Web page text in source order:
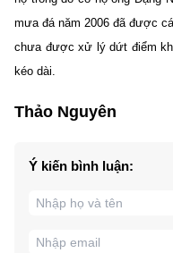
mưa đá năm 2006 đã được
chưa được xử lý dứt điểm
kéo dài.
Thảo Nguyên
Ý kiến bình luận: